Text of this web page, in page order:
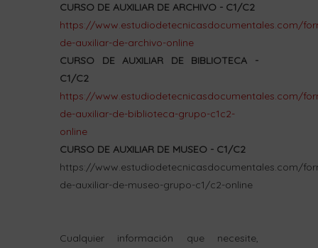
CURSO DE AUXILIAR DE ARCHIVO - C1/C2
https://www.estudiodetecnicasdocumentales.com/
de-auxiliar-de-archivo-online
CURSO DE AUXILIAR DE BIBLIOTECA -
C1/C2
https://www.estudiodetecnicasdocumentales.com/
de-auxiliar-de-biblioteca-grupo-c1c2-
online
CURSO DE AUXILIAR DE MUSEO - C1/C2
https://www.estudiodetecnicasdocumentales.com/
de-auxiliar-de-museo-grupo-c1/c2-online
Cualquier información que necesite,